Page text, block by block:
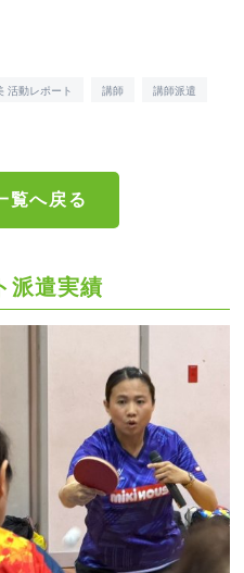
活動レポート 講師 講師派遣
覧へ戻る
派遣実績